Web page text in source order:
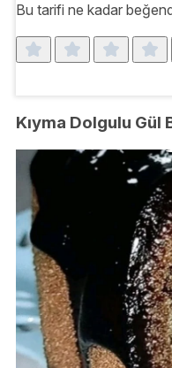
Bu tarifi ne kadar
Kıyma Dolgulu Gül